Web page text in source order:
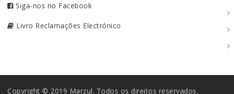
Siga-nos no Facebook
Livro Reclamações Electrónico
Copyright © 2019 Marzul. Todos os direitos reservados.